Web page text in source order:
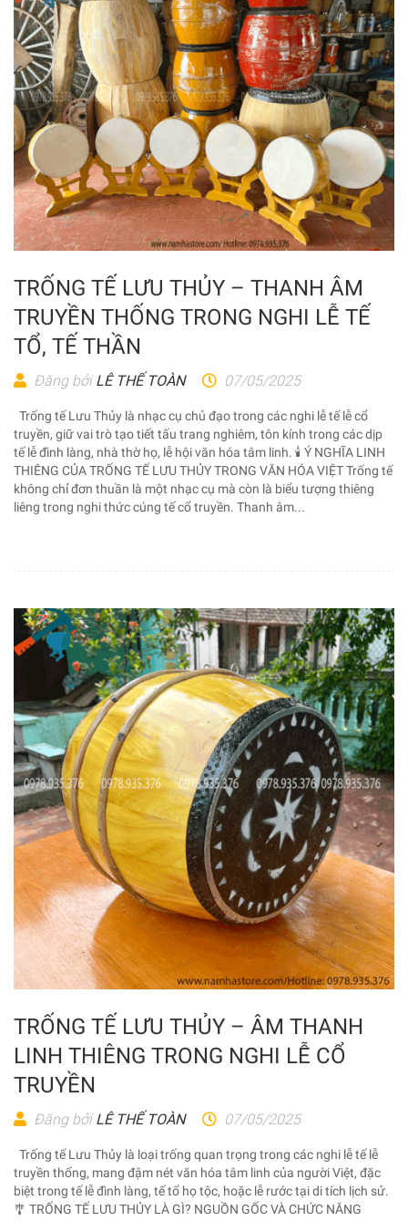
TRỐNG TẾ LƯU THỦY – THANH ÂM
TRUYỀN THỐNG TRONG NGHI LỄ TẾ
TỔ, TẾ THẦN
Đăng bởi LÊ THẾ TOÀN 07/05/2025
Trống tế Lưu Thủy là nhạc cụ chủ đạo trong các nghi lễ tế lễ cổ
truyền, giữ vai trò tạo tiết tấu trang nghiêm, tôn kính trong các dịp
tế lễ đình làng, nhà thờ họ, lễ hội văn hóa tâm linh. 🕯️ Ý NGHĨA LINH
THIÊNG CỦA TRỐNG TẾ LƯU THỦY TRONG VĂN HÓA VIỆT Trống tế
không chỉ đơn thuần là một nhạc cụ mà còn là biểu tượng thiêng
liêng trong nghi thức cúng tế cổ truyền. Thanh âm...
TRỐNG TẾ LƯU THỦY – ÂM THANH
LINH THIÊNG TRONG NGHI LỄ CỔ
TRUYỀN
Đăng bởi LÊ THẾ TOÀN 07/05/2025
Trống tế Lưu Thủy là loại trống quan trọng trong các nghi lễ tế lễ
truyền thống, mang đậm nét văn hóa tâm linh của người Việt, đặc
biệt trong tế lễ đình làng, tế tổ họ tộc, hoặc lễ rước tại di tích lịch sử.
🎐 TRỐNG TẾ LƯU THỦY LÀ GÌ? NGUỒN GỐC VÀ CHỨC NĂNG